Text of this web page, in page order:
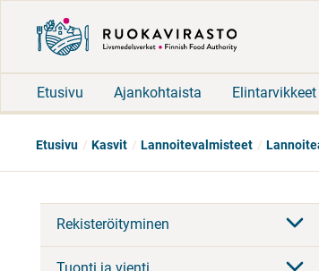
Etusivu Ajankohtaista Elintarvikkeet
Etusivu Kasvit Lannoitevalmisteet
Rekisteröityminen